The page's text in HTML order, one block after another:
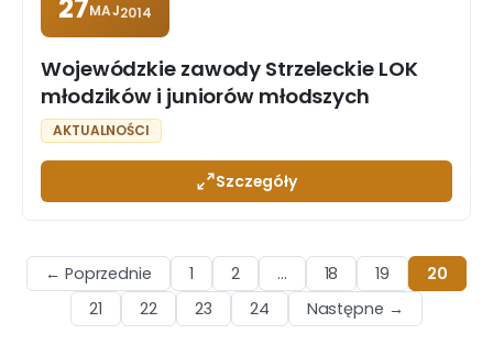
27MAJ2014
Wojewódzkie zawody Strzeleckie LOK
młodzików i juniorów młodszych
AKTUALNOŚCI
Szczegóły
← Poprzednie 1 2 … 18 19
20
21
22 23 24 Następne →